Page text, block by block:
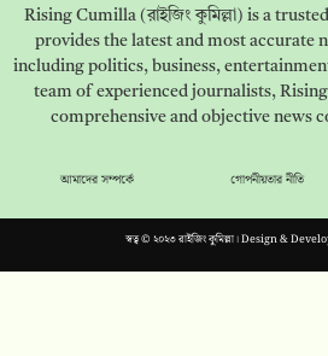
Rising Cumilla (রাইজিং কুমিল্লা) is a
provides the latest and most accurate
including politics, business,
team of experienced journalists,
comprehensive and objective news
আমাদের সম্পর্কে গোপনীয়তার নীতি
স্বত্ব © ২০২৩ রাইজিং কুমিল্লা। Design &